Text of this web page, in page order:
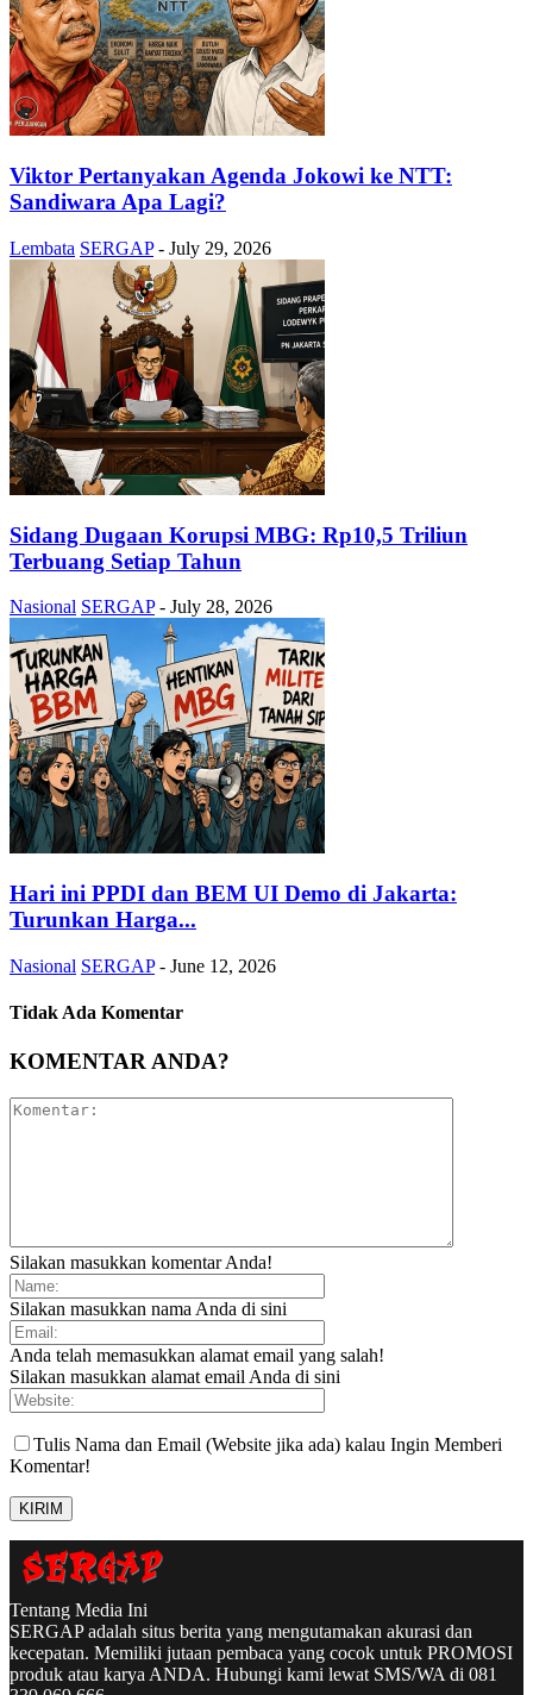
Viktor Pertanyakan Agenda Jokowi ke NTT:
Sandiwara Apa Lagi?
Lembata SERGAP - July 29, 2026
Sidang Dugaan Korupsi MBG: Rp10,5 Triliun
Terbuang Setiap Tahun
Nasional SERGAP - July 28, 2026
Hari ini PPDI dan BEM UI Demo di Jakarta:
Turunkan Harga...
Nasional SERGAP - June 12, 2026
Tidak Ada Komentar
KOMENTAR ANDA?
Silakan masukkan komentar Anda!
Silakan masukkan nama Anda di sini
Anda telah memasukkan alamat email yang salah!
Silakan masukkan alamat email Anda di sini
Tulis Nama dan Email (Website jika ada) kalau Ingin Memberi
Komentar!
Tentang Media Ini
SERGAP adalah situs berita yang mengutamakan akurasi dan
kecepatan. Memiliki jutaan pembaca yang cocok untuk PROMOSI
produk atau karya ANDA. Hubungi kami lewat SMS/WA di 081